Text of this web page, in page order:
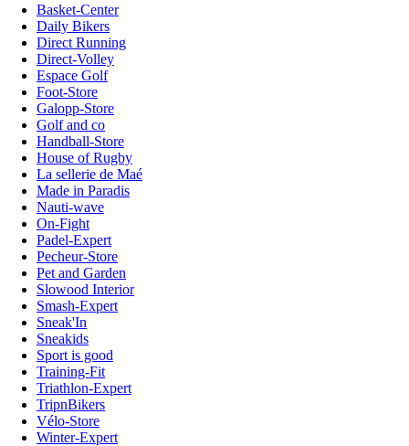
Basket-Center
Daily Bikers
Direct Running
Direct-Volley
Espace Golf
Foot-Store
Galopp-Store
Golf and co
Handball-Store
House of Rugby
La sellerie de Maé
Made in Paradis
Nauti-wave
On-Fight
Padel-Expert
Pecheur-Store
Pet and Garden
Slowood Interior
Smash-Expert
Sneak'In
Sneakids
Sport is good
Training-Fit
Triathlon-Expert
TripnBikers
Vélo-Store
Winter-Expert